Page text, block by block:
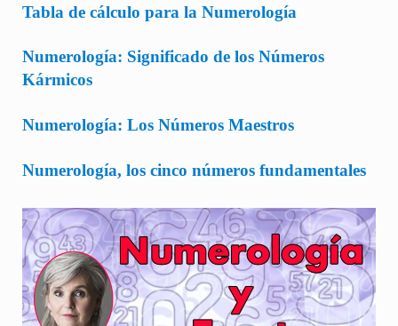
Tabla de cálculo para la Numerología
Numerología: Significado de los Números
Kármicos
Numerología: Los Números Maestros
Numerología, los cinco números fundamentales